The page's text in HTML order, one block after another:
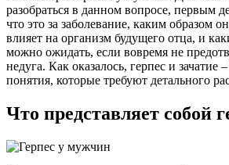
разобраться в данном вопросе, первым
что это за заболевание, каким образом
влияет на организм будущего отца, и
можно ожидать, если вовремя не
недуга. Как оказалось, герпес и зачатие
понятия, которые требуют детального
Что представляет собой